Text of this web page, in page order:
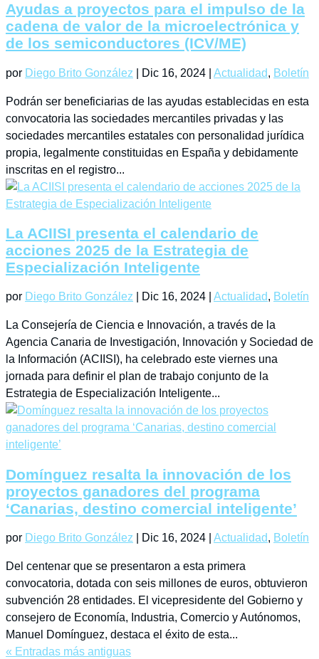
Ayudas a proyectos para el impulso de la
cadena de valor de la microelectrónica y
de los semiconductores (ICV/ME)
por Diego Brito González Dic 16, 2024 Actualidad, Boletín
Podrán ser beneficiarias de las ayudas establecidas en esta
convocatoria las sociedades mercantiles privadas y las
sociedades mercantiles estatales con personalidad jurídica
propia, legalmente constituidas en España y debidamente
inscritas en el registro...
La ACIISI presenta el calendario de
acciones 2025 de la Estrategia de
Especialización Inteligente
por Diego Brito González Dic 16, 2024 Actualidad, Boletín
La Consejería de Ciencia e Innovación, a través de la
Agencia Canaria de Investigación, Innovación y Sociedad de
la Información (ACIISI), ha celebrado este viernes una
jornada para definir el plan de trabajo conjunto de la
Estrategia de Especialización Inteligente...
Domínguez resalta la innovación de los
proyectos ganadores del programa
‘Canarias, destino comercial inteligente’
por Diego Brito González Dic 16, 2024 Actualidad, Boletín
Del centenar que se presentaron a esta primera
convocatoria, dotada con seis millones de euros, obtuvieron
subvención 28 entidades. El vicepresidente del Gobierno y
consejero de Economía, Industria, Comercio y Autónomos,
Manuel Domínguez, destaca el éxito de esta...
« Entradas más antiguas